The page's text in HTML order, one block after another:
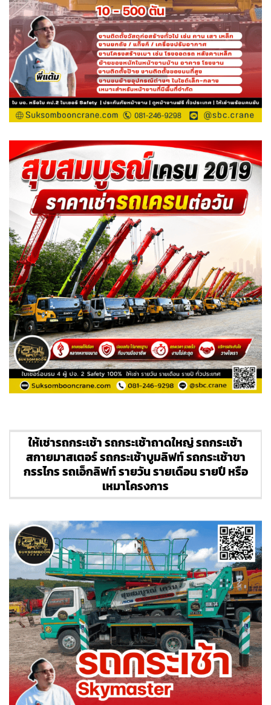
ให้เช่ารถกระเช้า รถกระเช้าถาดใหญ่ รถกระเช้า
สกายมาสเตอร์ รถกระเช้าบูมลิฟท์ รถกระเช้าขา
กรรไกร รถเอ็กลิฟท์ รายวัน รายเดือน รายปี หรือ
เหมาโครงการ